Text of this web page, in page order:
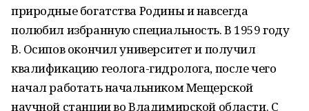
природные богатства Родины и навсегда
полюбил избранную специальность. В 1959 году
В. Осипов окончил университет и получил
квалификацию геолога-гидролога, после чего
начал работать начальником Мещерской
научной станции во Владимирской области. С